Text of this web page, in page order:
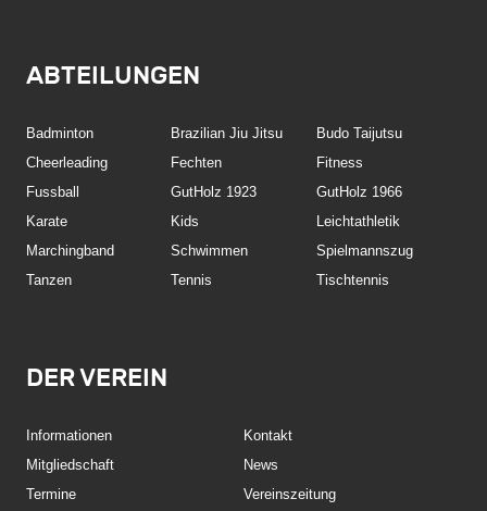
ABTEILUNGEN
Badminton Brazilian Jiu Jitsu
Budo Taijutsu
Cheerleading
Fechten
Fitness
Fussball
GutHolz 1923
GutHolz 1966
Karate
Kids
Leichtathletik
Marchingband
Schwimmen
Spielmannszug
Tanzen
Tennis Tischtennis
DER VEREIN
Informationen
Kontakt
Mitgliedschaft
News
Termine
Vereinszeitung